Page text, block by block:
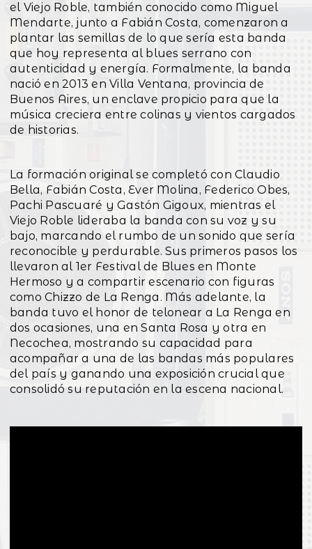
el Viejo Roble, también conocido como Miguel
Mendarte, junto a Fabián Costa, comenzaron a
plantar las semillas de lo que sería esta banda
que hoy representa al blues serrano con
autenticidad y energía. Formalmente, la banda
nació en 2013 en Villa Ventana, provincia de
Buenos Aires, un enclave propicio para que la
música creciera entre colinas y vientos cargados
de historias.
La formación original se completó con Claudio
Bella, Fabián Costa, Ever Molina, Federico Obes,
Pachi Pascuaré y Gastón Gigoux, mientras el
Viejo Roble lideraba la banda con su voz y su
bajo, marcando el rumbo de un sonido que sería
reconocible y perdurable. Sus primeros pasos los
llevaron al 1er Festival de Blues en Monte
Hermoso y a compartir escenario con figuras
como Chizzo de La Renga. Más adelante, la
banda tuvo el honor de telonear a La Renga en
dos ocasiones, una en Santa Rosa y otra en
Necochea, mostrando su capacidad para
acompañar a una de las bandas más populares
del país y ganando una exposición crucial que
consolidó su reputación en la escena nacional.